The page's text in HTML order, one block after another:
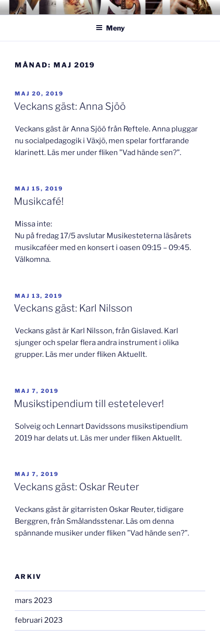
Hoppa
till
GISLAVEDMUSIKESTET
– här formas framtiden!
Meny
MÅNAD: MAJ 2019
PUBLICERAT
MAJ 20, 2019
Veckans gäst: Anna Sjöö
Veckans gäst är Anna Sjöö från Reftele. Anna pluggar
nu socialpedagogik i Växjö, men spelar fortfarande
klarinett. Läs mer under fliken ”Vad hände sen?”.
PUBLICERAT
MAJ 15, 2019
Musikcafé!
Missa inte:
Nu på fredag 17/5 avslutar Musikesteterna läsårets
musikcaféer med en konsert i oasen 09:15 – 09:45.
Välkomna.
PUBLICERAT
MAJ 13, 2019
Veckans gäst: Karl Nilsson
Veckans gäst är Karl Nilsson, från Gislaved. Karl
sjunger och spelar flera andra instrument i olika
grupper. Läs mer under fliken Aktuellt.
PUBLICERAT
MAJ 7, 2019
Musikstipendium till estetelever!
Solveig och Lennart Davidssons musikstipendium
2019 har delats ut. Läs mer under fliken Aktuellt.
PUBLICERAT
MAJ 7, 2019
Veckans gäst: Oskar Reuter
Veckans gäst är gitarristen Oskar Reuter, tidigare
Berggren, från Smålandsstenar. Läs om denna
spännande musiker under fliken ”Vad hände sen?”.
ARKIV
mars 2023
februari 2023